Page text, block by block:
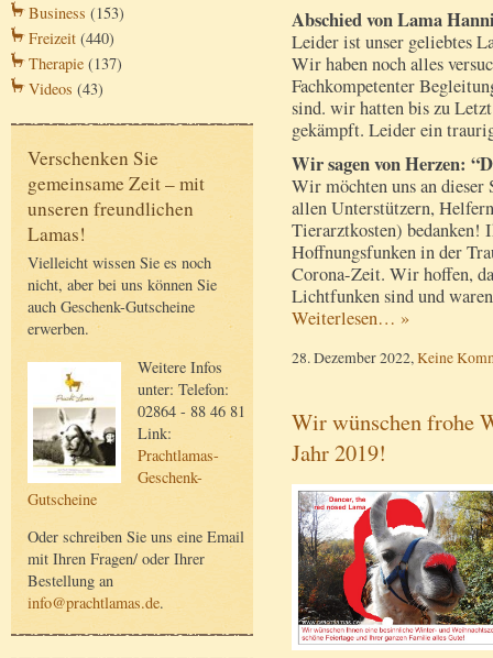
Business (153)
Freizeit (440)
Therapie (137)
Videos (43)
Verschenken Sie
gemeinsame Zeit – mit
unseren freundlichen
Lamas!
Vielleicht wissen Sie es noch
nicht, aber bei uns können Sie
auch Geschenk-Gutscheine
erwerben.
Weitere Infos
unter: Telefon:
02864 - 88 46 81
Link:
Prachtlamas-
Geschenk-
Gutscheine
Oder schreiben Sie uns eine Email
mit Ihren Fragen/ oder Ihrer
Bestellung an
info@prachtlamas.de.
Abschied von Lama
Leider ist unser geliebtes
Wir haben noch alles
Fachkompetenter
sind. wir hatten bis zu
gekämpft. Leider ein
Wir sagen von Herzen:
Wir möchten uns an dieser
allen Unterstützern,
Tierarztkosten)
Hoffnungsfunken in der
Corona-Zeit. Wir hoffen,
Lichtfunken sind und
Weiterlesen… »
28. Dezember 2022, Keine
Wir wünschen frohe
Jahr 2019!